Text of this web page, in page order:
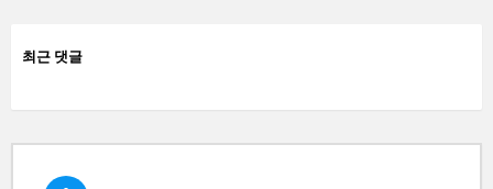
최근 댓글